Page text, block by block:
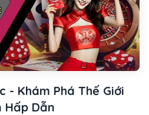
- Khám Phá Thế Giới
Hấp Dẫn